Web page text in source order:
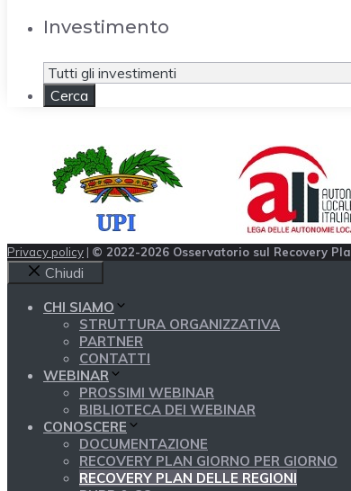
Investimento
Privacy policy | © 2022-2026 Osservatorio sul Recovery
Chiudi
CHI SIAMO
STRUTTURA ORGANIZZATIVA
PARTNER
CONTATTI
WEBINAR
PROSSIMI WEBINAR
BIBLIOTECA DEI WEBINAR
CONOSCERE
DOCUMENTAZIONE
RECOVERY PLAN GIORNO PER GIORNO
RECOVERY PLAN DELLE REGIONI